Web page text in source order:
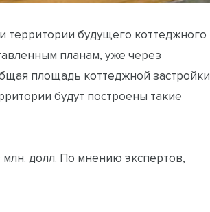
территории будущего коттеджного
планам, уже через
площадь коттеджной застройки
будут построены такие
долл. По мнению экспертов,